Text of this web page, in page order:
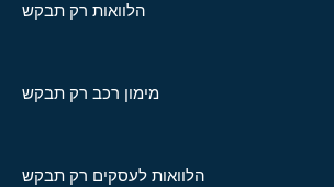
הלוואות רק תבקש
מימון רכב רק תבקש
הלוואות לעסקים רק תבקש